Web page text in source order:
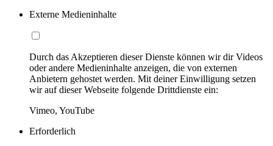
Externe Medieninhalte
Durch das Akzeptieren dieser Dienste können wir dir Videos
oder andere Medieninhalte anzeigen, die von externen
Anbietern gehostet werden. Mit deiner Einwilligung setzen
wir auf dieser Webseite folgende Drittdienste ein:
Vimeo, YouTube
Erforderlich